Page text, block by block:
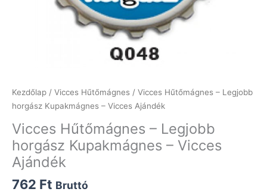
Kezdőlap / Vicces Hűtőmágnes / Vicces Hűtőmágnes – Legjobb
horgász Kupakmágnes – Vicces Ajándék
Vicces Hűtőmágnes – Legjobb
horgász Kupakmágnes – Vicces
Ajándék
762 Ft Bruttó